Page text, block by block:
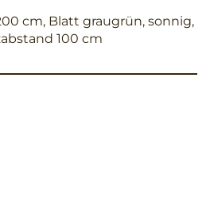
cm, Blatt graugrün, sonnig,
100 cm